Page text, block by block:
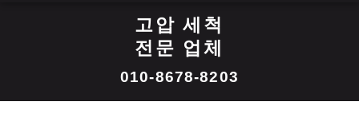
고압 세척
전문 업체
010-8678-8203